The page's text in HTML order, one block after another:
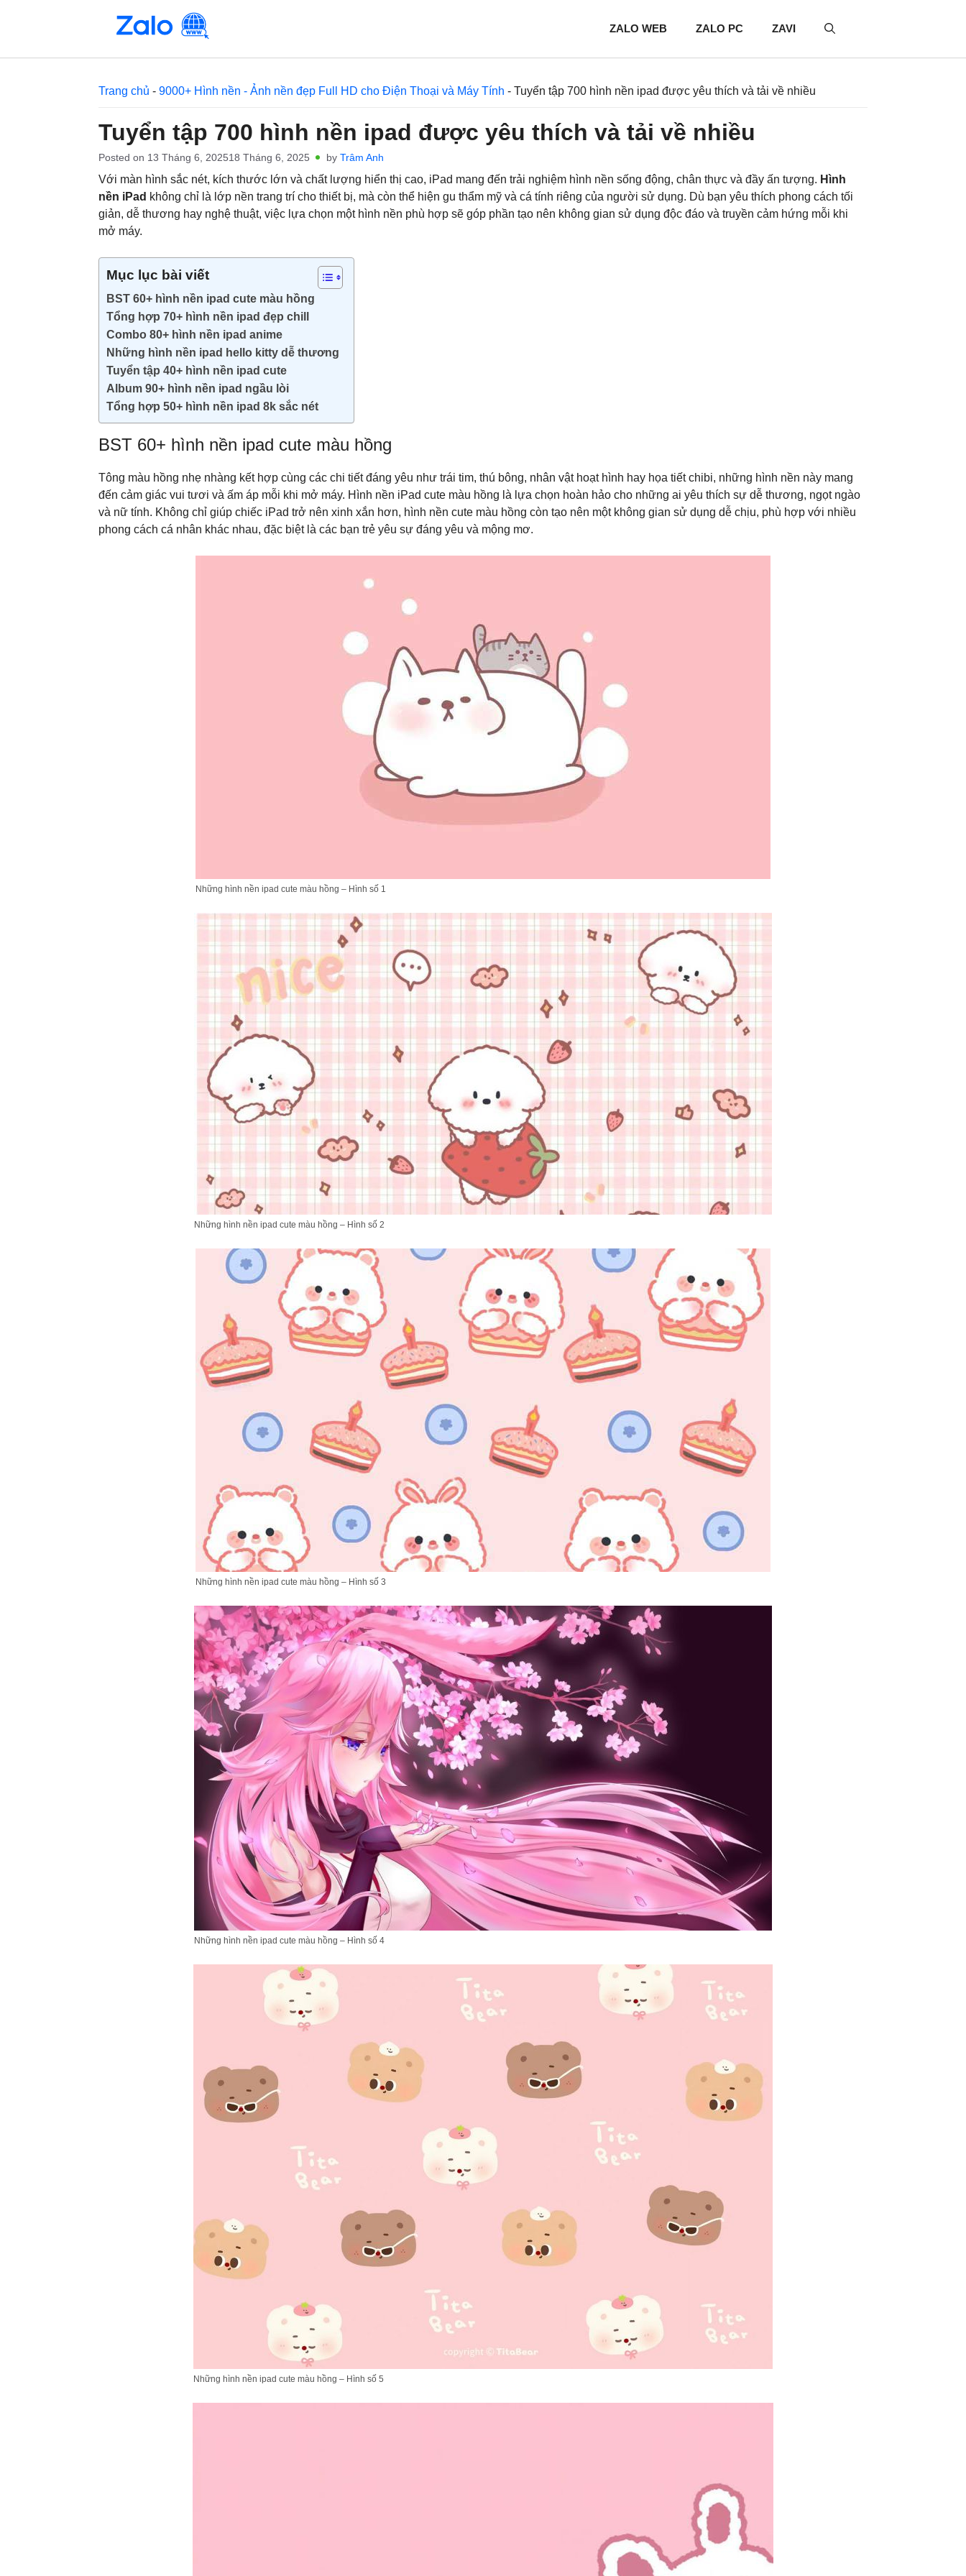
ZALO WEB ZALO PC ZAVI
Trang chủ - 9000+ Hình nền - Ảnh nền đẹp Full HD cho Điện Thoại và Máy Tính - Tuyển tập 700 hình nền ipad được yêu thích và tải về nhiều
Tuyển tập 700 hình nền ipad được yêu thích và tải về nhiều
Posted on 13 Tháng 6, 202518 Tháng 6, 2025 by Trâm Anh
Với màn hình sắc nét, kích thước lớn và chất lượng hiển thị cao, iPad mang đến trải nghiệm hình nền sống động, chân thực và đầy ấn tượng. Hình
nền iPad không chỉ là lớp nền trang trí cho thiết bị, mà còn thể hiện gu thẩm mỹ và cá tính riêng của người sử dụng. Dù bạn yêu thích phong cách tối
giản, dễ thương hay nghệ thuật, việc lựa chọn một hình nền phù hợp sẽ góp phần tạo nên không gian sử dụng độc đáo và truyền cảm hứng mỗi khi
mở máy.
Mục lục bài viết
BST 60+ hình nền ipad cute màu hồng
Tổng hợp 70+ hình nền ipad đẹp chill
Combo 80+ hình nền ipad anime
Những hình nền ipad hello kitty dễ thương
Tuyển tập 40+ hình nền ipad cute
Album 90+ hình nền ipad ngầu lòi
Tổng hợp 50+ hình nền ipad 8k sắc nét
BST 60+ hình nền ipad cute màu hồng
Tông màu hồng nhẹ nhàng kết hợp cùng các chi tiết đáng yêu như trái tim, thú bông, nhân vật hoạt hình hay họa tiết chibi, những hình nền này mang
đến cảm giác vui tươi và ấm áp mỗi khi mở máy. Hình nền iPad cute màu hồng là lựa chọn hoàn hảo cho những ai yêu thích sự dễ thương, ngọt ngào
và nữ tính. Không chỉ giúp chiếc iPad trở nên xinh xắn hơn, hình nền cute màu hồng còn tạo nên một không gian sử dụng dễ chịu, phù hợp với nhiều
phong cách cá nhân khác nhau, đặc biệt là các bạn trẻ yêu sự đáng yêu và mộng mơ.
Những hình nền ipad cute màu hồng – Hình số 1
Những hình nền ipad cute màu hồng – Hình số 2
Những hình nền ipad cute màu hồng – Hình số 3
Những hình nền ipad cute màu hồng – Hình số 4
Những hình nền ipad cute màu hồng – Hình số 5